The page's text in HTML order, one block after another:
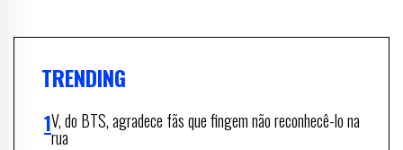
TRENDING
V, do BTS, agradece fãs que fingem não reconhecê-lo na
rua